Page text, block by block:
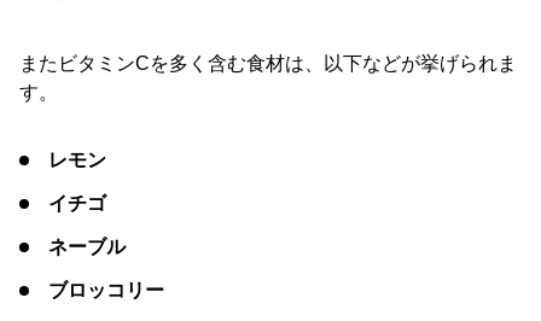
またビタミンCを多く含む食材は、以下などが挙げられま
す。
レモン
イチゴ
ネーブル
ブロッコリー